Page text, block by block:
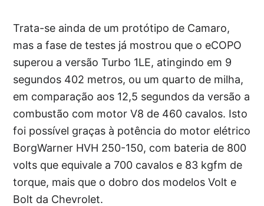
Trata-se ainda de um protótipo de Camaro,
mas a fase de testes já mostrou que o eCOPO
superou a versão Turbo 1LE, atingindo em 9
segundos 402 metros, ou um quarto de milha,
em comparação aos 12,5 segundos da versão a
combustão com motor V8 de 460 cavalos. Isto
foi possível graças à potência do motor elétrico
BorgWarner HVH 250-150, com bateria de 800
volts que equivale a 700 cavalos e 83 kgfm de
torque, mais que o dobro dos modelos Volt e
Bolt da Chevrolet.